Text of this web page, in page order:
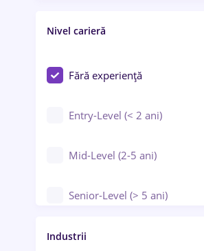
Educație / Training / Arte
Nivel carieră
Fără experiență
Entry-Level (< 2 ani)
Mid-Level (2-5 ani)
Senior-Level (> 5 ani)
Manager / Executiv
Industrii